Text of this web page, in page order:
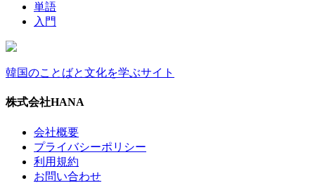
単語
入門
韓国のことばと文化を学ぶサイト
株式会社HANA
会社概要
プライバシーポリシー
利用規約
お問い合わせ